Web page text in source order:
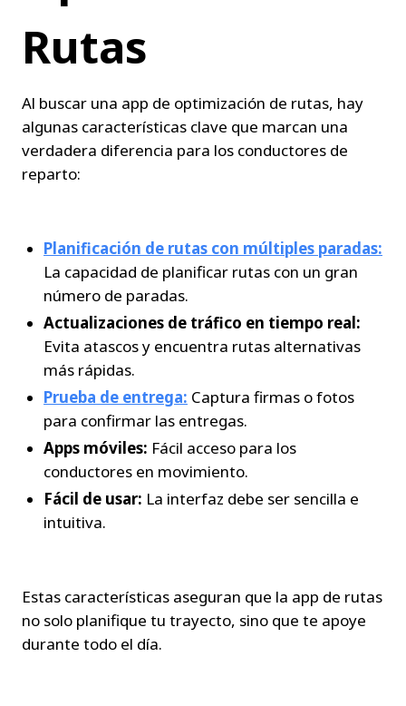
Rutas
Al buscar una app de optimización de rutas, hay
algunas características clave que marcan una
verdadera diferencia para los conductores de
reparto:
Planificación de rutas con múltiples paradas:
La capacidad de planificar rutas con un gran
número de paradas.
Actualizaciones de tráfico en tiempo real:
Evita atascos y encuentra rutas alternativas
más rápidas.
Prueba de entrega: Captura firmas o fotos
para confirmar las entregas.
Apps móviles: Fácil acceso para los
conductores en movimiento.
Fácil de usar: La interfaz debe ser sencilla e
intuitiva.
Estas características aseguran que la app de rutas
no solo planifique tu trayecto, sino que te apoye
durante todo el día.